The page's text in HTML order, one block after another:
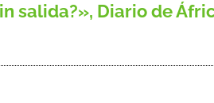
salida?», Diario de